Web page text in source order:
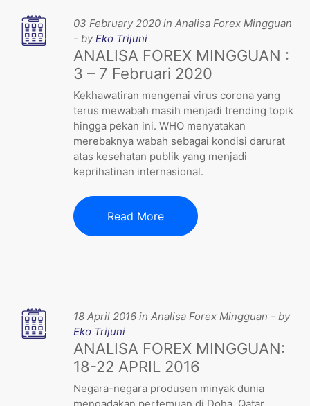
03 February 2020 in Analisa Forex Mingguan
- byEko Trijuni
ANALISA FOREX MINGGUAN :
3 – 7 Februari 2020
Kekhawatiran mengenai virus corona yang
terus mewabah masih menjadi trending topik
hingga pekan ini. WHO menyatakan
merebaknya wabah sebagai kondisi darurat
atas kesehatan publik yang menjadi
keprihatinan internasional.
Read More
18 April 2016 in Analisa Forex Mingguan - by
Eko Trijuni
ANALISA FOREX MINGGUAN:
18-22 APRIL 2016
Negara-negara produsen minyak dunia